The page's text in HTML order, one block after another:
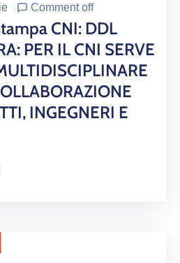
Comment off
CNI: DDL
PER IL CNI SERVE
INGEGNERI E